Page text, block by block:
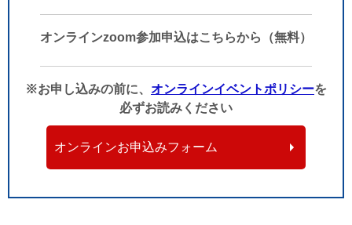
オンラインzoom参加申込はこちらから（無料）
※お申し込みの前に、 オンラインイベントポリシーを
必ずお読みください
オンラインお申込みフォーム